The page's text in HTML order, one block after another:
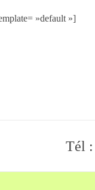
»default »]
Tél :